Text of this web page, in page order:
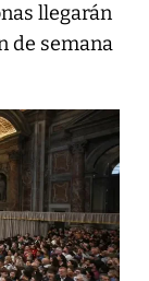
llegarán
de semana